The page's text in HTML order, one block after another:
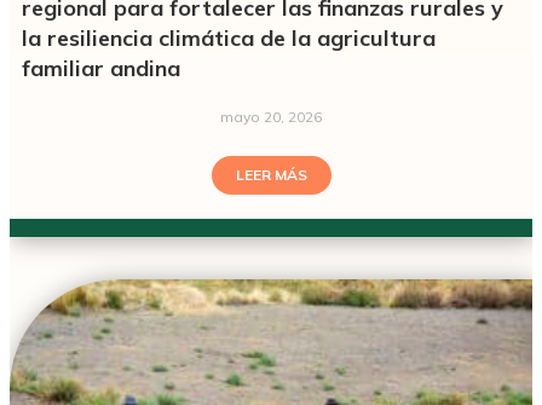
regional para fortalecer las finanzas rurales y
la resiliencia climática de la agricultura
familiar andina
mayo 20, 2026
LEER MÁS